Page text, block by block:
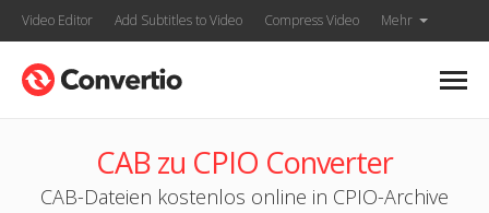
Video Editor Add Subtitles to Video Compress Video Mehr
CAB zu CPIO Converter
CAB-Dateien kostenlos online in CPIO-Archive